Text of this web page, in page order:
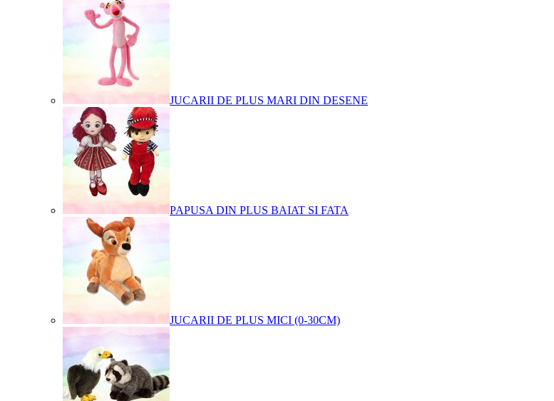
JUCARII DE PLUS MARI DIN DESENE
PAPUSA DIN PLUS BAIAT SI FATA
JUCARII DE PLUS MICI (0-30CM)